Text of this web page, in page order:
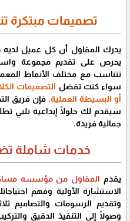
تصميمات مبتكرة
يدرك المقاول أن كل عميل لديه
يحرص على تقديم مجموعة
تتناسب مع مختلف الأنماط
سواء كنت تفضل التصميمات
أو البسيطة العملية، فإن فريق
سيقدم لك حلولًا إبداعية
جمالية فريدة.
خدمات شاملة
يقدم المقاول من مؤسسه
الاستشارة الأولية وفهم
وتقديم الرسومات والتصاميم
وصولًا إلى التنفيذ الدقيق